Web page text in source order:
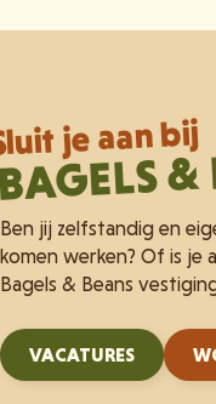
je aan bij
&
Ben jij zelfstandig en
komen werken? Of is je
Bagels & Beans
VACATURES